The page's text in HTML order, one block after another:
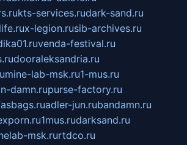
kts-services.rudark-sand.ru
x-legion.rusib-archives.ru
venda-festival.ru
dooraleksandria.ru
mine-lab-msk.ru1-mus.ru
damn.rupurse-factory.ru
adler-jun.rubandamn.ru
1mus.rudarksand.ru
msk.rurtdco.ru